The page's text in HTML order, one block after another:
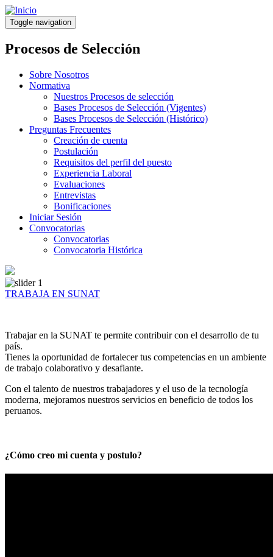
Pasar
al
contenido
principal
Toggle navigation
Procesos de Selección
Sobre Nosotros
Normativa
Nuestros Procesos de selección
Bases Procesos de Selección (Vigentes)
Bases Procesos de Selección (Histórico)
Preguntas Frecuentes
Creación de cuenta
Postulación
Requisitos del perfil del puesto
Experiencia Laboral
Evaluaciones
Entrevistas
Bonificaciones
Iniciar Sesión
Convocatorias
Convocatorias
Convocatoria Histórica
TRABAJA EN SUNAT
Trabajar en la SUNAT te permite contribuir con el desarrollo de tu
país.
Tienes la oportunidad de fortalecer tus competencias en un ambiente
de trabajo colaborativo y desafiante.
Con el talento de nuestros trabajadores y el uso de la tecnología
moderna, mejoramos nuestros servicios en beneficio de todos los
peruanos.
¿Cómo creo mi cuenta y postulo?